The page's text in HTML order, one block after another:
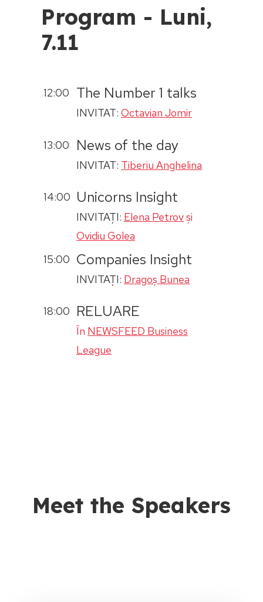
Program - Luni,
7.11
12:00 The Number 1 talks
INVITAT: Octavian Jomir
13:00 News of the day
INVITAT: Tiberiu Anghelina
14:00 Unicorns Insight
INVITAȚI: Elena Petrovși
Ovidiu Golea
15:00 Companies Insight
INVITAȚI: Dragoș Bunea
18:00 RELUARE
În NEWSFEED Business
League
Meet the Speakers